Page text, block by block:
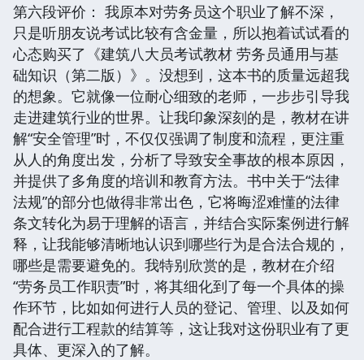
第六段评价： 我原本对劳务员这个职业了解不深，
只是听朋友说考试比较有含金量，所以抱着试试看的
心态购买了《建筑八大员考试教材 劳务员通用与基
础知识（第二版）》。没想到，这本书的质量远超我
的想象。它就像一位耐心细致的老师，一步步引导我
走进建筑行业的世界。让我印象深刻的是，教材在讲
解“安全管理”时，不仅仅强调了制度和流程，更注重
从人的角度出发，分析了导致安全事故的根本原因，
并提供了多角度的培训和教育方法。书中关于“法律
法规”的部分也做得非常出色，它将晦涩难懂的法律
条文转化为易于理解的语言，并结合实际案例进行解
释，让我能够清晰地认识到哪些行为是合法合规的，
哪些是需要避免的。我特别欣赏的是，教材在介绍
“劳务员工作职责”时，将其细化到了每一个具体的操
作环节，比如如何进行人员的登记、管理、以及如何
配合进行工程款的结算等，这让我对这份职业有了更
具体、更深入的了解。